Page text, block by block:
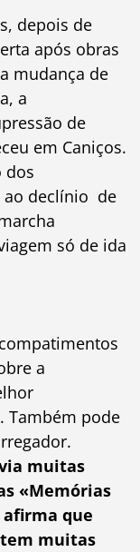
depois de
após obras
mudança de
a
de
em Caniços.
dos
ao declínio de
só de ida
a
Também pode
muitas
«Memórias
afirma que
muitas